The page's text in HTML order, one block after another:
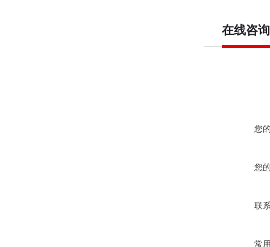
在线咨询
您
您
联
常